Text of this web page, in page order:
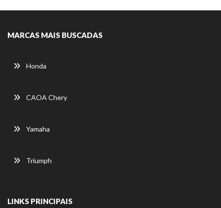
MARCAS MAIS BUSCADAS
Honda
CAOA Chery
Yamaha
Triumph
LINKS PRINCIPAIS